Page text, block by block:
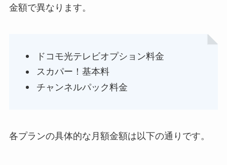
金額で異なります。
ドコモ光テレビオプション料金
スカパー！基本料
チャンネルパック料金
各プランの具体的な月額金額は以下の通りです。